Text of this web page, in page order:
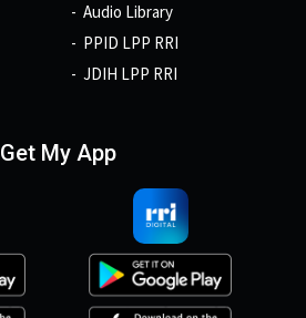
Audio Library
PPID LPP RRI
JDIH LPP RRI
Get My App